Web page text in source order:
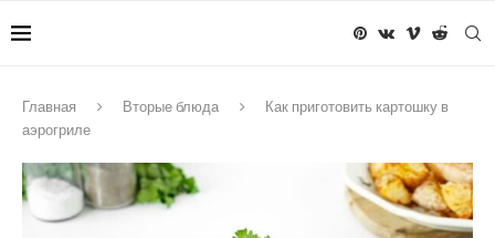
Главная Вторые блюда
Как приготовить картошку в
аэрогриле